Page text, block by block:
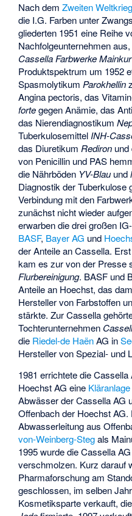
Nach demZweiten Weltkrieg
die I.G. Farben unter
gliederten 1951 eine Reihe
Nachfolgeunternehmen
Cassella Farbwerke
Produktspektrum um 1952
SpasmolytikumParokhellin
Angina pectoris, das
fortegegen Anämie, das
das Nierendiagnostikum
TuberkulosemittelINH-
das DiuretikumRediron
von Penicillin und PAS
die Nährböden YV-Blauund
Diagnostik der Tuberkulose
Verbindung mit den
zunächst nicht wieder
erwarben die drei großen
BASF, Bayer AG und
der Anteile an Cassella.
kam es zur von der Presse
Flurbereinigung. BASF und
Anteile an Hoechst, das
Hersteller von Farbstoffen
stärkte. Zur Cassella
Tochterunternehmen
die Riedel-de HaënAG in
Hersteller von Spezial- und
1981 errichtete die
Hoechst AG eine Kläranlage
Abwässer der Cassella AG
Offenbach der Hoechst AG.
Abwasserleitung aus
von-Weinberg-Stegals
1995 wurde die Cassella
verschmolzen. Kurz darauf
Pharmaforschung am
geschlossen, im selben
Kosmetiksparte verkauft,